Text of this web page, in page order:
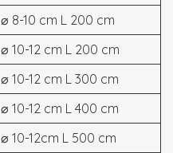
⌀ 8-10 cm L 200 cm
⌀ 10-12 cm L 200 cm
⌀ 10-12 cm L 300 cm
⌀ 10-12 cm L 400 cm
⌀ 10-12cm L 500 cm